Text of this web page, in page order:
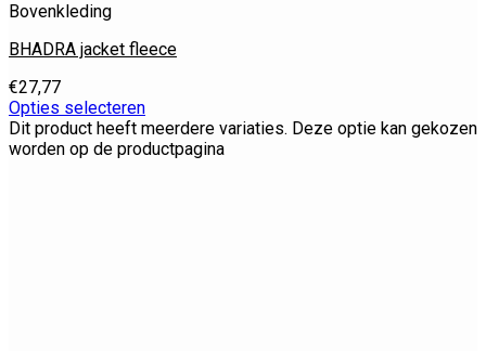
Bovenkleding
BHADRA jacket fleece
€27,77
Opties selecteren
Dit product heeft meerdere variaties. Deze optie kan gekozen
worden op de productpagina